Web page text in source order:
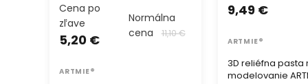
Cena po
zľave
5,20 €
Normálna
cena
11,10 €
ARTMIE®
3D reliéfna pasta
modelovanie
9,49 €
ARTMIE®